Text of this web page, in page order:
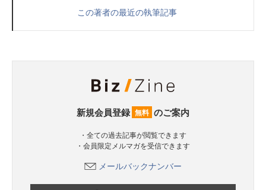
この著者の最近の執筆記事
新規会員登録 無料 のご案内
・全ての過去記事が閲覧できます
・会員限定メルマガを受信できます
メールバックナンバー